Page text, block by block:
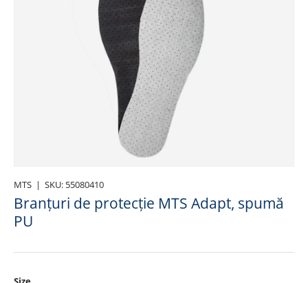
MTS | SKU: 55080410
Branțuri de protecție MTS Adapt, spumă
PU